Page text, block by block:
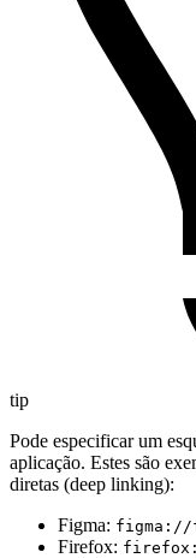
tip
Pode especificar um
aplicação. Estes são
diretas (deep linking):
Figma: figma://
Firefox: